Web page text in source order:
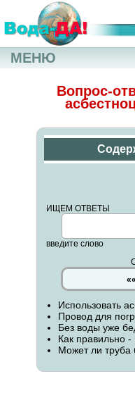
Вопрос-
ИЩЕМ ОТВЕТЫ
введите слово
««
Использовать
Провод для
Без воды уже
Как правильно
Может ли труба
МЕНЮ